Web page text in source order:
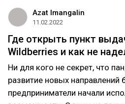
Azat Imangalin
11.02.2022
Где открыть пункт
Wildberries и как не
Ни для кого не секрет, что
развитие новых направлений
предприниматели начали